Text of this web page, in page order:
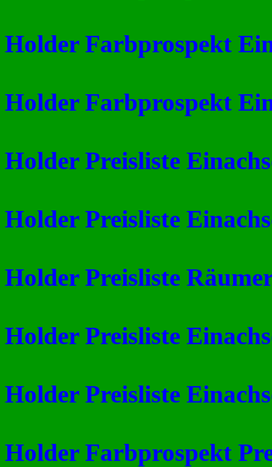
Holder Farbprospekt
Holder Farbprospekt
Holder Preisliste
Holder Preisliste
Holder Preisliste
Holder Preisliste
Holder Preisliste
Holder Farbprospekt